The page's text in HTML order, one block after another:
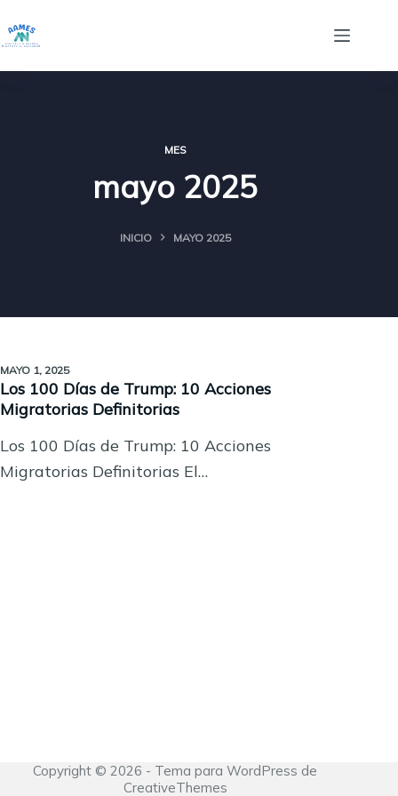
al
MES
mayo 2025
INICIO MAYO 2025
MAYO 1, 2025
Los 100 Días de Trump: 10 Acciones
Migratorias Definitorias
Los 100 Días de Trump: 10 Acciones
Migratorias Definitorias El…
Copyright © 2026 - Tema para WordPress de
CreativeThemes